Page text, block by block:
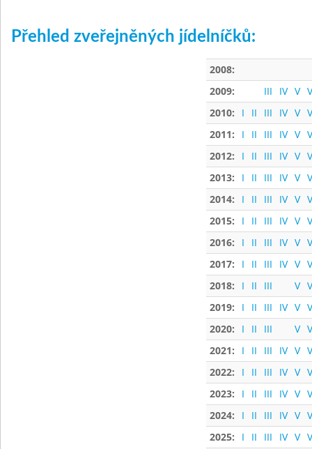
Přehled zveřejněných jídelníčků:
2008:
2009:
III IV V
2010:
I II III IV V
2011:
I II III IV V
2012:
I II III IV V
2013:
I II III IV V
2014:
I II III IV V
2015:
I II III IV V
2016:
I II III IV V
2017:
I II III IV V
2018:
I II III V
2019:
I II III IV V
2020:
I II III V
2021:
I II III IV V
2022:
I II III IV V
2023:
I II III IV V
2024:
I II III IV V
2025:
I II III IV V